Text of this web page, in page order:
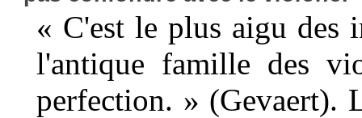
« C'est le plus aigu des
l'antique famille des
perfection. » (Gevaert).